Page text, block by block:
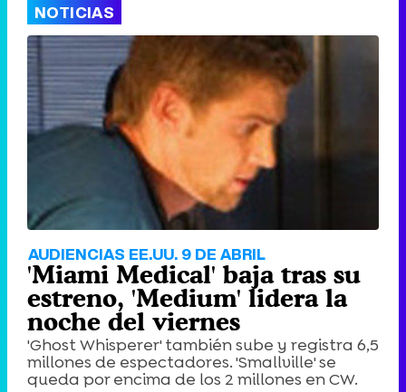
NOTICIAS
AUDIENCIAS EE.UU. 9 DE ABRIL
'Miami Medical' baja tras su
estreno, 'Medium' lidera la
noche del viernes
'Ghost Whisperer' también sube y registra 6,5
millones de espectadores. 'Smallville' se
queda por encima de los 2 millones en CW.